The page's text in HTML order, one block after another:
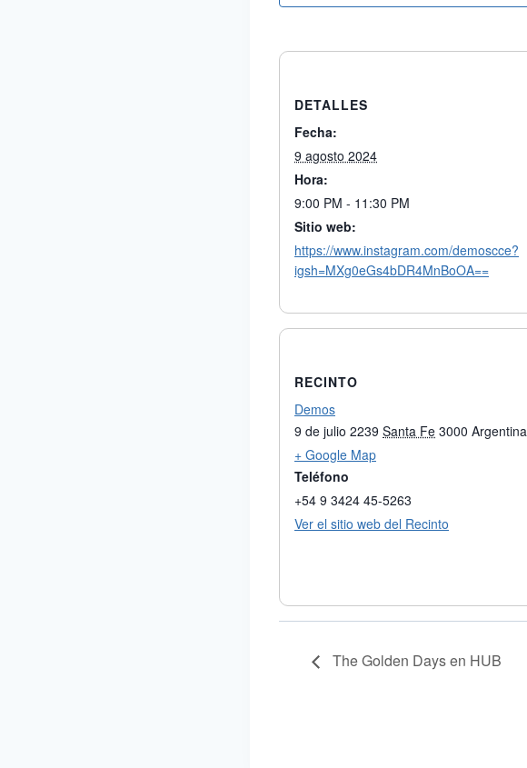
DETALLES
Fecha:
9 agosto 2024
Hora:
9:00 PM - 11:30 PM
Sitio web:
https://www.instagram.com/demoscce?
igsh=MXg0eGs4bDR4MnBoOA==
RECINTO
Demos
9 de julio 2239 Santa Fe 3000 Argentina
+ Google Map
Teléfono
+54 9 3424 45-5263
Ver el sitio web del Recinto
The Golden Days en HUB